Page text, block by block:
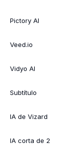
Pictory AI
Veed.io
Vidyo AI
Subtítulo
IA de Vizard
IA corta de 2